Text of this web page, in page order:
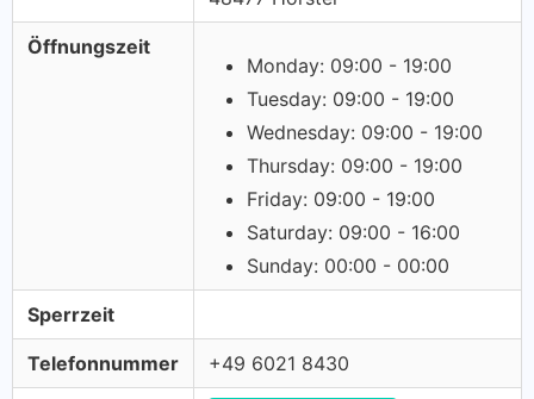
Öffnungszeit
Monday: 09:00 - 19:00
Tuesday: 09:00 - 19:00
Wednesday: 09:00 - 19:00
Thursday: 09:00 - 19:00
Friday: 09:00 - 19:00
Saturday: 09:00 - 16:00
Sunday: 00:00 - 00:00
Sperrzeit
Telefonnummer +49 6021 8430